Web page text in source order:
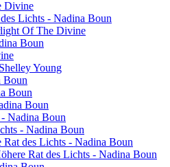
Divine
Lichts - Nadina Boun
Of The Divine
Boun
Young
Boun
Boun
Boun
Nadina Boun
- Nadina Boun
des Lichts - Nadina Boun
Rat des Lichts - Nadina Boun